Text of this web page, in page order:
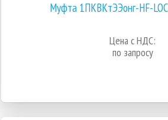
Муфта 1ПКВКтЭЭонг-HF-
Цена с НДС:
по запросу